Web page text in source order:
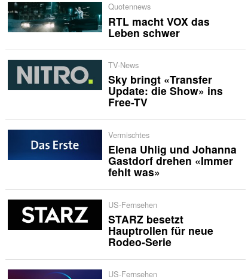
Quotennews
RTL macht VOX das
Leben schwer
TV-News
Sky bringt «Transfer
Update: die Show» ins
Free-TV
Vermischtes
Elena Uhlig und Johanna
Gastdorf drehen «Immer
fehlt was»
US-Fernsehen
STARZ besetzt
Hauptrollen für neue
Rodeo-Serie
US-Fernsehen